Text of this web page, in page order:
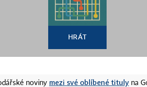
HRÁT
noviny mezi své oblíbené tituly na